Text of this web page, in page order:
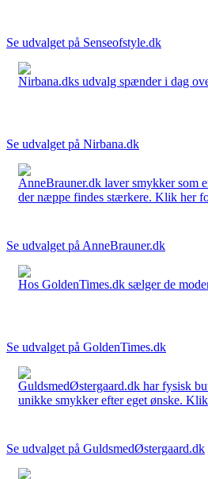
Se udvalget på Senseofstyle.dk
Nirbana.dks udvalg spænder i dag
Se udvalget på Nirbana.dk
AnneBrauner.dk laver smykker som
der næppe findes stærkere. Klik her
Se udvalget på AnneBrauner.dk
Hos GoldenTimes.dk sælger de
Se udvalget på GoldenTimes.dk
GuldsmedØstergaard.dk har fysisk
unikke smykker efter eget ønske.
Se udvalget på GuldsmedØstergaard.dk